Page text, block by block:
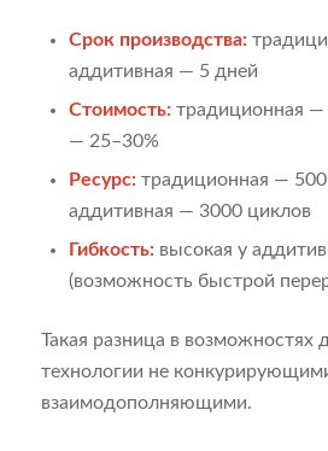
Срок производства:
аддитивная — 5 дней
Стоимость:традиционная —
— 25–30%
Ресурс:традиционная — 500
аддитивная — 3000 циклов
Гибкость:высокая у
(возможность быстрой
Такая разница в возможностях
технологии не
взаимодополняющими.